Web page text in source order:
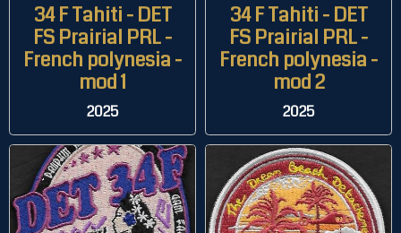
34 F Tahiti - DET
FS Prairial PRL -
French polynesia -
mod 1
2025
34 F Tahiti - DET
FS Prairial PRL -
French polynesia -
mod 2
2025